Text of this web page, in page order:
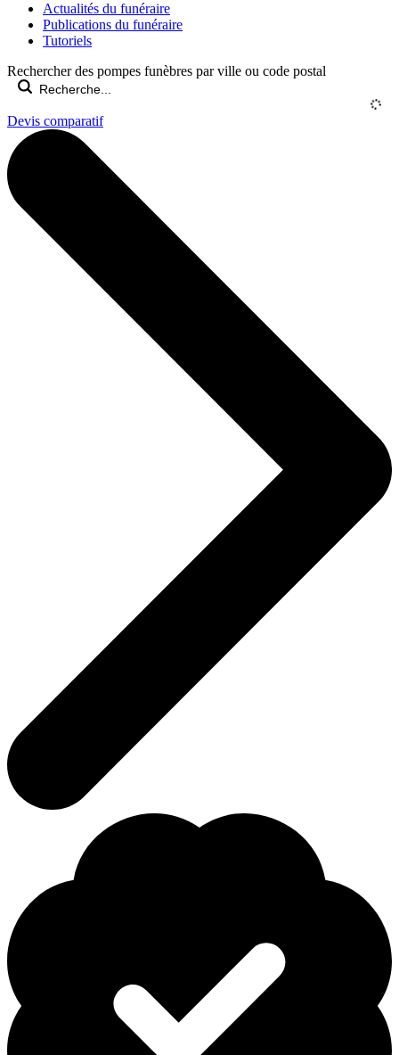
Actualités du funéraire
Publications du funéraire
Tutoriels
Rechercher des pompes funèbres par ville ou code postal
Devis comparatif